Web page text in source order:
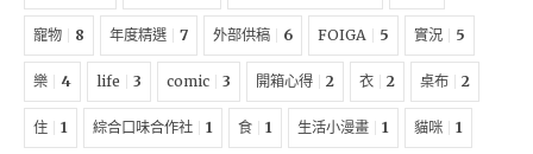
寵物 8 年度精選 7 外部供稿 6 FOIGA 5 實況 5
樂 4 life 3 comic 3 開箱心得 2 衣 2 桌布 2
住 1 綜合口味合作社 1 食 1 生活小漫畫 1 貓咪 1